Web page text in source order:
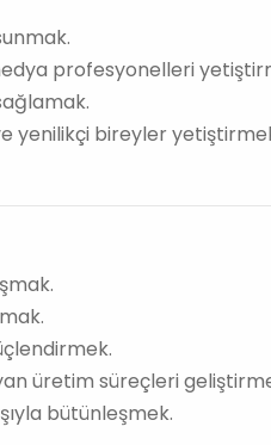
profesyonelleri
yenilikçi bireyler
üretim süreçleri
bütünleşmek.